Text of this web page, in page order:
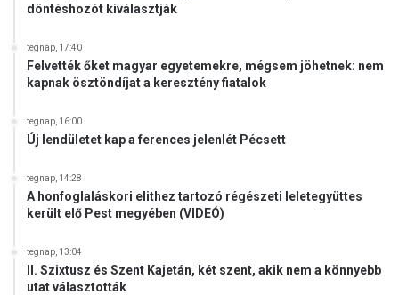
döntéshozót kiválasztják
tegnap, 17:40
Felvették őket magyar egyetemekre, mégsem jöhetnek: nem
kapnak ösztöndíjat a keresztény fiatalok
tegnap, 16:00
Új lendületet kap a ferences jelenlét Pécsett
tegnap, 14:28
A honfoglaláskori elithez tartozó régészeti leletegyüttes
került elő Pest megyében (VIDEÓ)
tegnap, 13:04
II. Szixtusz és Szent Kajetán, két szent, akik nem a könnyebb
utat választották